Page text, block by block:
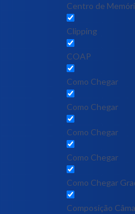
Centro de
Clipping
COAP
Como Chegar
Como Chegar
Como Chegar
Como Chegar
Como Chegar
Composição